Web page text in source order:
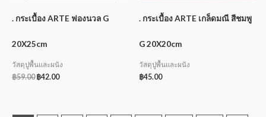
. กระเบื้อง ARTE ฟองนวล G
20X25cm
วัสดุปูพื้นและผนัง
฿59.00 ฿42.00
. กระเบื้อง ARTE เกล็ดมณี สีชมพู
G 20X20cm
วัสดุปูพื้นและผนัง
฿45.00